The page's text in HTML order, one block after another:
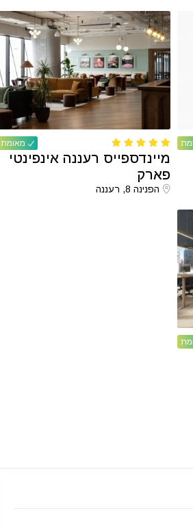
מאומת
מיינדספייס רעננה אינפינטי
פארק
הפנינה 8, רעננה